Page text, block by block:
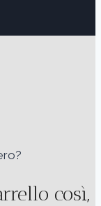
così,